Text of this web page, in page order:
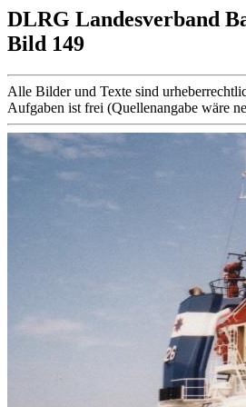
DLRG Landesverband
Bild 149
Alle Bilder und Texte sind
Aufgaben ist frei (Quellenangabe wäre